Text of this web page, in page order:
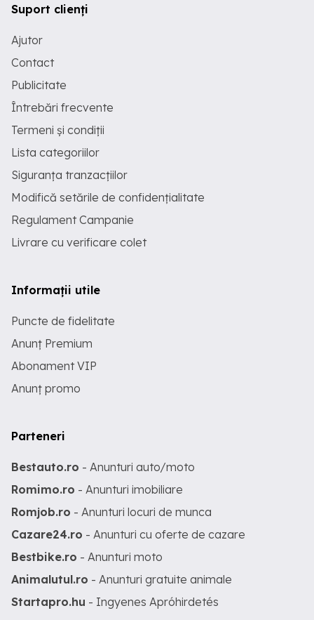
Suport clienți
Ajutor
Contact
Publicitate
Întrebări frecvente
Termeni și condiții
Lista categoriilor
Siguranța tranzacțiilor
Modifică setările de confidențialitate
Regulament Campanie
Livrare cu verificare colet
Informații utile
Puncte de fidelitate
Anunț Premium
Abonament VIP
Anunț promo
Parteneri
Bestauto.ro - Anunturi auto/moto
Romimo.ro - Anunturi imobiliare
Romjob.ro - Anunturi locuri de munca
Cazare24.ro - Anunturi cu oferte de cazare
Bestbike.ro - Anunturi moto
Animalutul.ro - Anunturi gratuite animale
Startapro.hu - Ingyenes Apróhirdetés